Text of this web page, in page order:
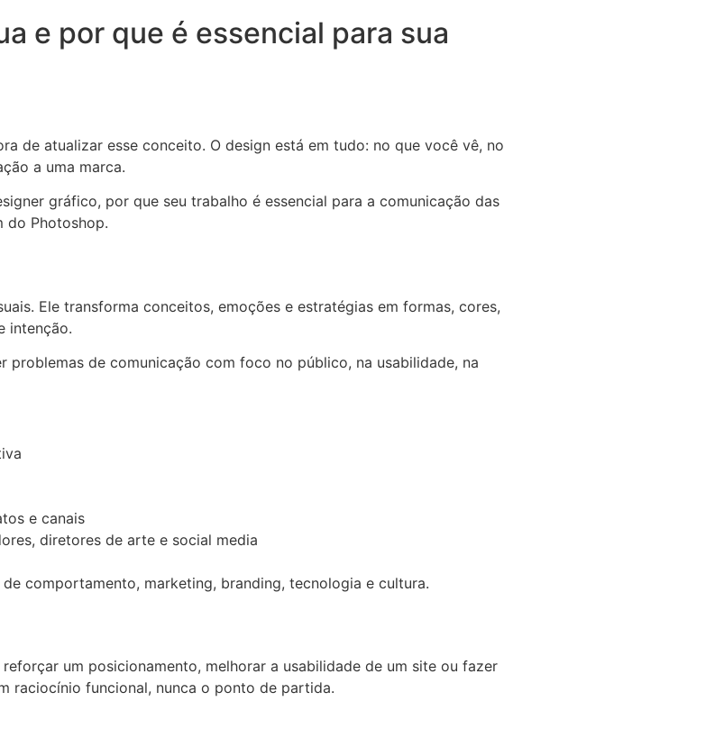
e por que é essencial para sua
de atualizar esse conceito. O design está em tudo: no que você vê, no
a uma marca.
gráfico, por que seu trabalho é essencial para a comunicação das
do Photoshop.
Ele transforma conceitos, emoções e estratégias em formas, cores,
intenção.
problemas de comunicação com foco no público, na usabilidade, na
e canais
diretores de arte e social media
comportamento, marketing, branding, tecnologia e cultura.
um posicionamento, melhorar a usabilidade de um site ou fazer
raciocínio funcional, nunca o ponto de partida.